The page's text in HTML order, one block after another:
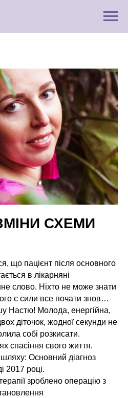
СХЕМИ
пацієнт після основного
в лікарняні
слово. Ніхто не може знати
є сили все почати знов…
Молода, енергійна,
діточок, жодної секунди не
собі розкисати.
спасіння свого життя.
Основний діагноз
2017 році.
зроблено операцію з